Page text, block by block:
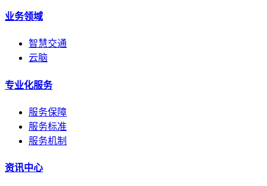
业务领域
智慧交通
云脑
专业化服务
服务保障
服务标准
服务机制
资讯中心